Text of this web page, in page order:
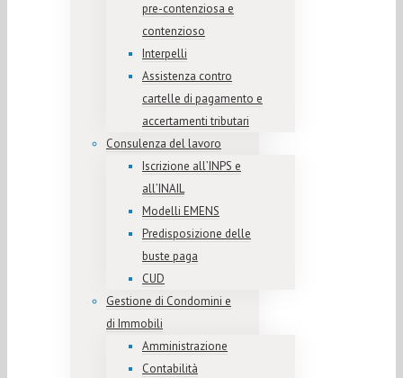
pre-contenziosa e
contenzioso
Interpelli
Assistenza contro
cartelle di pagamento e
accertamenti tributari
Consulenza del lavoro
Iscrizione all’INPS e
all’INAIL
Modelli EMENS
Predisposizione delle
buste paga
CUD
Gestione di Condomini e
di Immobili
Amministrazione
Contabilità